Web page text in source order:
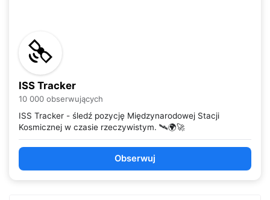
ISS Tracker
10 000 obserwujących
ISS Tracker - śledź pozycję Międzynarodowej Stacji
Kosmicznej w czasie rzeczywistym. 🛰️🌍🚀
Obserwuj